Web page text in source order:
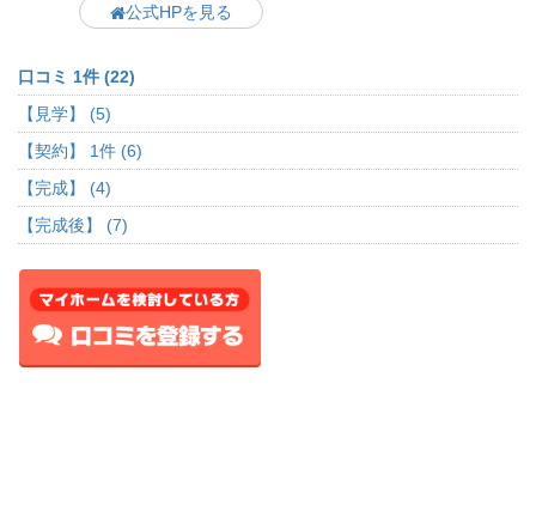
公式HPを見る
口コミ 1件 (22)
【見学】 (5)
【契約】 1件 (6)
【完成】 (4)
【完成後】 (7)